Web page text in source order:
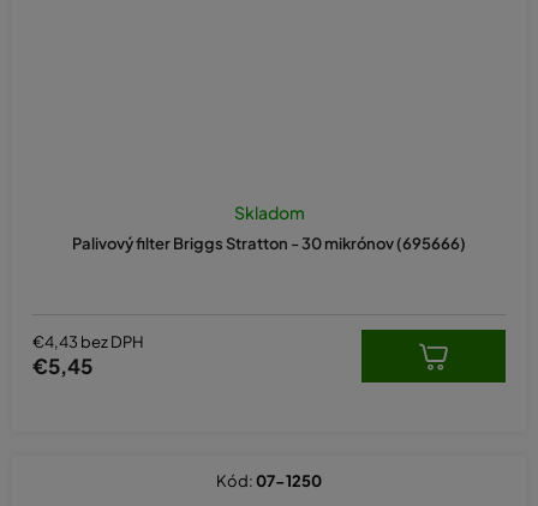
Palivový filter Briggs Stratton - 30 mikrónov (695666)
Skladom
€4,43 bez DPH
€5,45
Kód:07-1250